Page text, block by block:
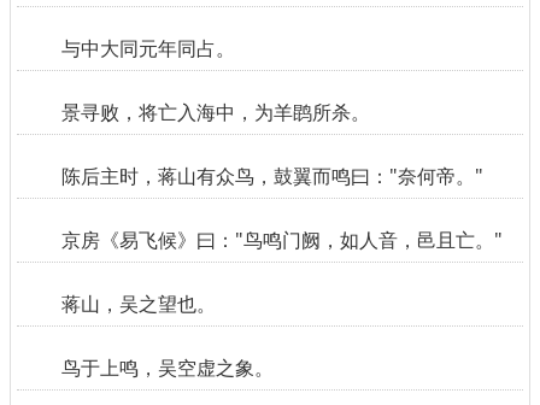
与中大同元年同占。
景寻败，将亡入海中，为羊鹍所杀。
陈后主时，蒋山有众鸟，鼓翼而鸣曰："奈何帝。"
京房《易飞候》曰："鸟鸣门阙，如人音，邑且亡。"
蒋山，吴之望也。
鸟于上鸣，吴空虚之象。